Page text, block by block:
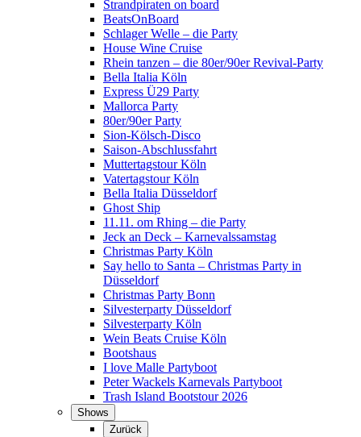
Strandpiraten on board
BeatsOnBoard
Schlager Welle – die Party
House Wine Cruise
Rhein tanzen – die 80er/90er Revival-Party
Bella Italia Köln
Express Ü29 Party
Mallorca Party
80er/90er Party
Sion-Kölsch-Disco
Saison-Abschlussfahrt
Muttertagstour Köln
Vatertagstour Köln
Bella Italia Düsseldorf
Ghost Ship
11.11. om Rhing – die Party
Jeck an Deck – Karnevalssamstag
Christmas Party Köln
Say hello to Santa – Christmas Party in
Düsseldorf
Christmas Party Bonn
Silvesterparty Düsseldorf
Silvesterparty Köln
Wein Beats Cruise Köln
Bootshaus
I love Malle Partyboot
Peter Wackels Karnevals Partyboot
Trash Island Bootstour 2026
Shows
Zurück